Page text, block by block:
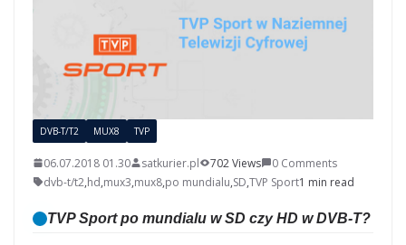
DVB-T/T2 MUX8 TVP
06.07.2018 01.30 satkurier.pl 702 Views
0 Comments
dvb-t/t2,hd,mux3,mux8,po mundialu,SD,TVP Sport1 min read
TVP Sport po mundialu w SD czy HD w DVB-T?